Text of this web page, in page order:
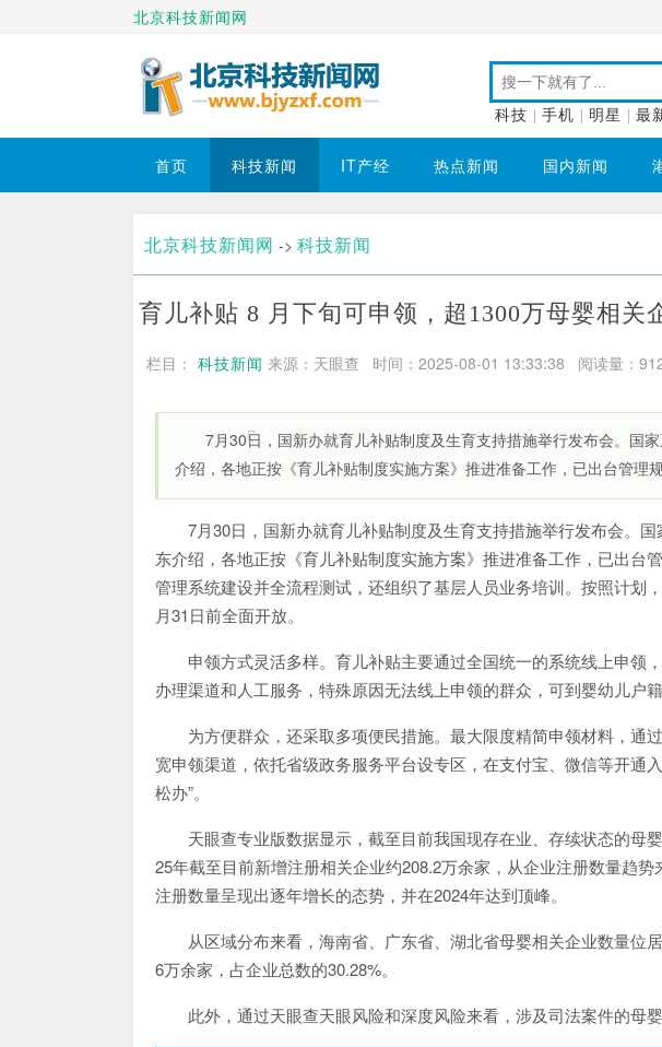
北京科技新闻网
科技 手机 明星 最
首页 科技新闻 IT产经 热点新闻 国内新闻
北京科技新闻网 -> 科技新闻
育儿补贴 8 月下旬可申领，超1300万母婴相关
栏目： 科技新闻 来源：天眼查 时间：2025-08-01 13:33:38 阅读量：
7月30日，国新办就育儿补贴制度及生育支持措施举行发布会。国
介绍，各地正按《育儿补贴制度实施方案》推进准备工作，已出台管理
7月30日，国新办就育儿补贴制度及生育支持措施举行发布会。
东介绍，各地正按《育儿补贴制度实施方案》推进准备工作，已出台
管理系统建设并全流程测试，还组织了基层人员业务培训。按照计划
月31日前全面开放。
申领方式灵活多样。育儿补贴主要通过全国统一的系统线上申领
办理渠道和人工服务，特殊原因无法线上申领的群众，可到婴幼儿户籍
为方便群众，还采取多项便民措施。最大限度精简申领材料，通
宽申领渠道，依托省级政务服务平台设专区，在支付宝、微信等开通
松办”。
天眼查专业版数据显示，截至目前我国现存在业、存续状态的母
25年截至目前新增注册相关企业约208.2万余家，从企业注册数量趋
注册数量呈现出逐年增长的态势，并在2024年达到顶峰。
从区域分布来看，海南省、广东省、湖北省母婴相关企业数量位
6万余家，占企业总数的30.28%。
此外，通过天眼查天眼风险和深度风险来看，涉及司法案件的母